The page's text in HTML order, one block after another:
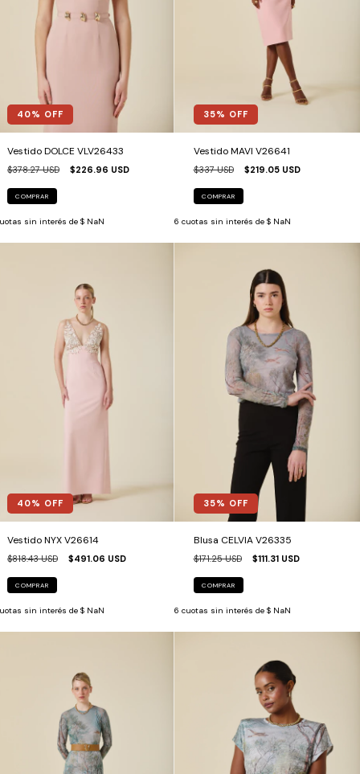
40% OFF
Vestido DOLCE VLV26433
$378.27 USD $226.96 USD
COMPRAR
sin interés de $ NaN
35% OFF
Vestido MAVI V26641
$337 USD $219.05 USD
COMPRAR
6 cuotas sin interés de $ NaN
40% OFF
Vestido NYX V26614
$818.43 USD $491.06 USD
COMPRAR
sin interés de $ NaN
35% OFF
Blusa CELVIA V26335
$171.25 USD $111.31 USD
COMPRAR
6 cuotas sin interés de $ NaN